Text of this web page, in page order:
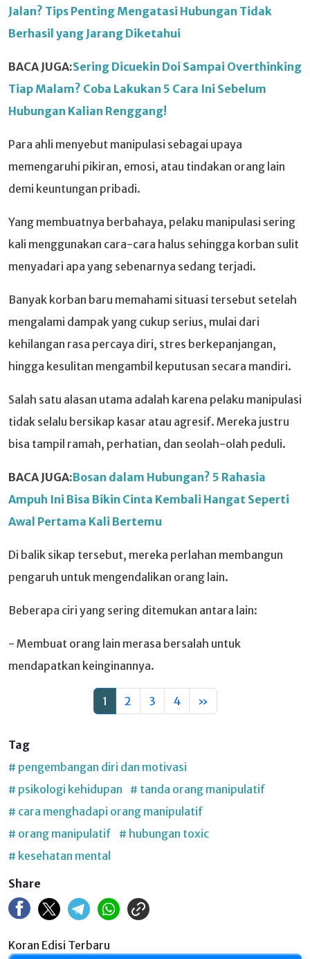
Jalan? Tips Penting Mengatasi Hubungan Tidak
Berhasil yang Jarang Diketahui
BACA JUGA:Sering Dicuekin Doi Sampai Overthinking
Tiap Malam? Coba Lakukan 5 Cara Ini Sebelum
Hubungan Kalian Renggang!
Para ahli menyebut manipulasi sebagai upaya
memengaruhi pikiran, emosi, atau tindakan orang lain
demi keuntungan pribadi.
Yang membuatnya berbahaya, pelaku manipulasi sering
kali menggunakan cara-cara halus sehingga korban sulit
menyadari apa yang sebenarnya sedang terjadi.
Banyak korban baru memahami situasi tersebut setelah
mengalami dampak yang cukup serius, mulai dari
kehilangan rasa percaya diri, stres berkepanjangan,
hingga kesulitan mengambil keputusan secara mandiri.
Salah satu alasan utama adalah karena pelaku manipulasi
tidak selalu bersikap kasar atau agresif. Mereka justru
bisa tampil ramah, perhatian, dan seolah-olah peduli.
BACA JUGA:Bosan dalam Hubungan? 5 Rahasia
Ampuh Ini Bisa Bikin Cinta Kembali Hangat Seperti
Awal Pertama Kali Bertemu
Di balik sikap tersebut, mereka perlahan membangun
pengaruh untuk mengendalikan orang lain.
Beberapa ciri yang sering ditemukan antara lain:
- Membuat orang lain merasa bersalah untuk
mendapatkan keinginannya.
1 2 3 4 »
Tag
# pengembangan diri dan motivasi
# psikologi kehidupan
# tanda orang manipulatif
# cara menghadapi orang manipulatif
# orang manipulatif
# hubungan toxic
# kesehatan mental
Share
Koran Edisi Terbaru